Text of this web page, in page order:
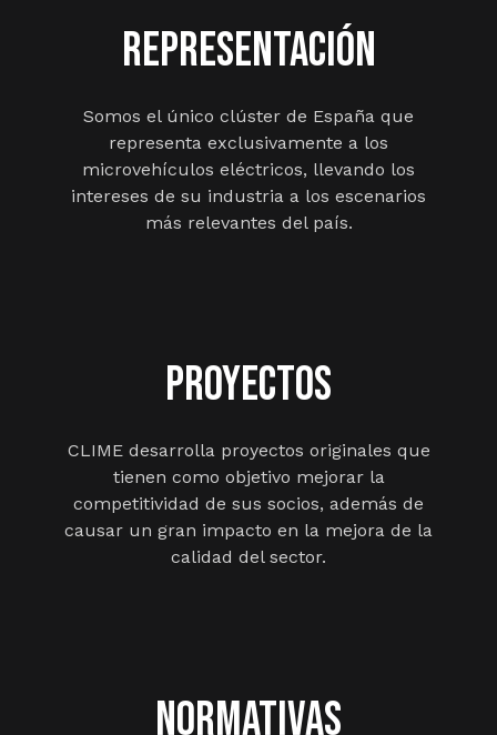
REPRESENTACIÓN
Somos el único clúster de España que
representa exclusivamente a los
microvehículos eléctricos, llevando los
intereses de su industria a los escenarios
más relevantes del país.
PROYECTOS
CLIME desarrolla proyectos originales que
tienen como objetivo mejorar la
competitividad de sus socios, además de
causar un gran impacto en la mejora de la
calidad del sector.
NORMATIVAS